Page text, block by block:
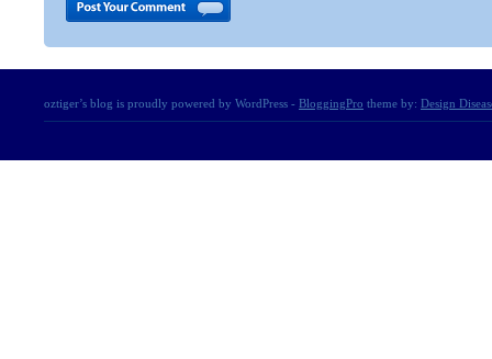
oztiger’s blog is proudly powered by WordPress - BloggingPro theme by: Design